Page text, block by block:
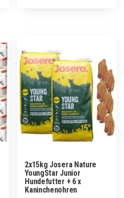
2x15kg Josera Nature
YoungStar Junior
Hundefutter + 6 x
Kaninchenohren